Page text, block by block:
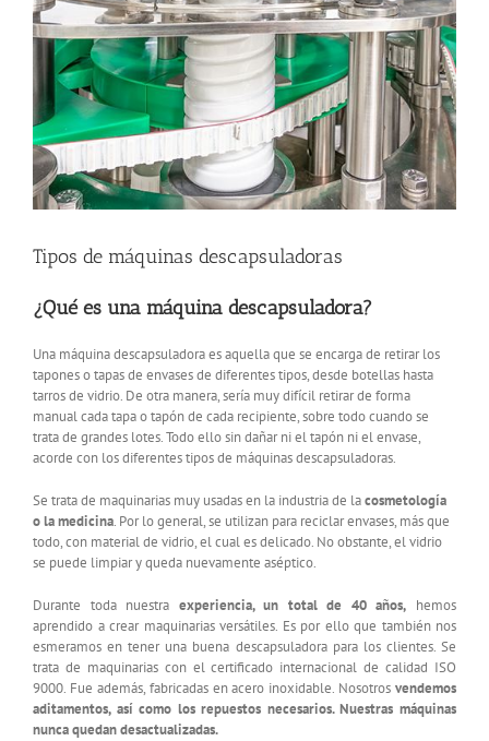
Tipos de máquinas descapsuladoras
¿Qué es una máquina descapsuladora?
Una máquina descapsuladora es aquella que se encarga de retirar los
tapones o tapas de envases de diferentes tipos, desde botellas hasta
tarros de vidrio. De otra manera, sería muy difícil retirar de forma
manual cada tapa o tapón de cada recipiente, sobre todo cuando se
trata de grandes lotes. Todo ello sin dañar ni el tapón ni el envase,
acorde con los diferentes tipos de máquinas descapsuladoras.
Se trata de maquinarias muy usadas en la industria de lacosmetología
o la medicina. Por lo general, se utilizan para reciclar envases, más que
todo, con material de vidrio, el cual es delicado. No obstante, el vidrio
se puede limpiar y queda nuevamente aséptico.
Durante toda nuestra experiencia, un total de 40 años, hemos
aprendido a crear maquinarias versátiles. Es por ello que también nos
esmeramos en tener una buena descapsuladora para los clientes. Se
trata de maquinarias con el certificado internacional de calidad ISO
9000. Fue además, fabricadas en acero inoxidable. Nosotros vendemos
aditamentos, así como los repuestos necesarios. Nuestras máquinas
nunca quedan desactualizadas.